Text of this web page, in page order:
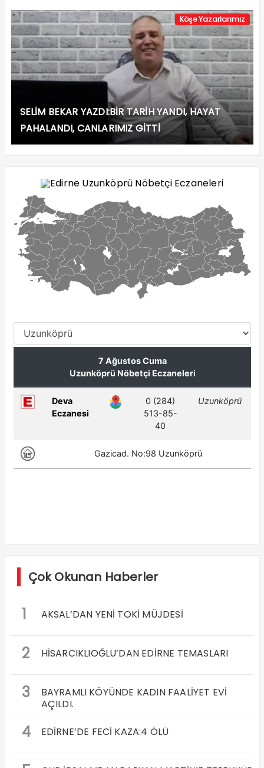
Köşe Yazarlarımız
SELİM BEKAR YAZDI:BİR TARİH YANDI, HAYAT
PAHALANDI, CANLARIMIZ GİTTİ
Çok Okunan Haberler
1 AKSAL’DAN YENİ TOKİ MÜJDESİ
2 HİSARCIKLIOĞLU’DAN EDİRNE TEMASLARI
3
BAYRAMLI KÖYÜNDE KADIN FAALİYET EVİ
AÇILDI.
4 EDİRNE’DE FECİ KAZA:4 ÖLÜ